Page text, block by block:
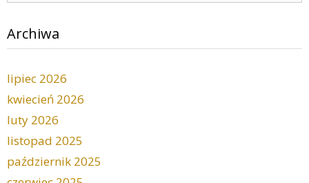
Archiwa
lipiec 2026
kwiecień 2026
luty 2026
listopad 2025
październik 2025